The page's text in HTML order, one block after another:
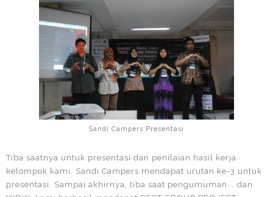
Sandi Campers Presentasi
Tiba saatnya untuk presentasi dan penilaian hasil kerja
kelompok kami. Sandi Campers mendapat urutan ke-3 untuk
presentasi. Sampai akhirnya, tiba saat pengumuman... dan